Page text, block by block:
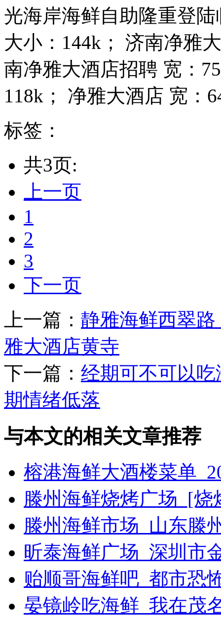
光海岸海鲜自助隆重登
大小：144k； 济南净雅
南净雅大酒店招聘 宽：
118k； 净雅大酒店 宽：
标签：
共3页:
上一页
1
2
3
下一页
上一篇： 静雅海鲜西翠
雅大酒店黄寺
下一篇： 经期可不可以
期情绪低落
与本文的相关文章推荐
榕港海鲜大酒楼菜单
滕州海鲜烧烤广场_[
滕州海鲜市场_山东滕
昕泰海鲜广场_深圳市
贻顺哥海鲜吧_都市恐
晏镜岭吃海鲜_我在茂